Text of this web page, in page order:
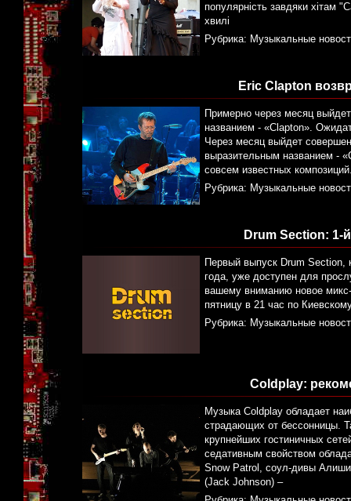
популярність завдяки хітам
хвилі
Рубрика: Музыкальные
Eric Clapton
Примерно через месяц
названием - «Clapton».
Через месяц выйдет
выразительным названием -
совсем известных
Рубрика: Музыкальные
Drum Section: 1-
Первый выпуск Drum Section,
года, уже доступен для
вашему вниманию новое
пятницу в 21 час по
Рубрика: Музыкальные
Coldplay:
Музыка Coldplay обладает
страдающих от бессонницы.
крупнейших гостиничных
седативным свойством
Snow Patrol, соул-дивы
(Jack Johnson) –